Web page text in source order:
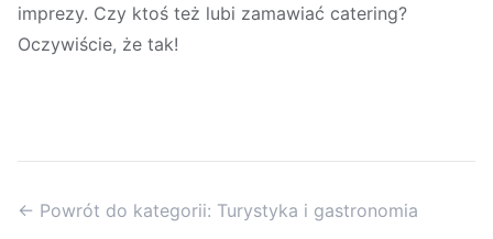
imprezy. Czy ktoś też lubi zamawiać catering?
Oczywiście, że tak!
← Powrót do kategorii: Turystyka i gastronomia